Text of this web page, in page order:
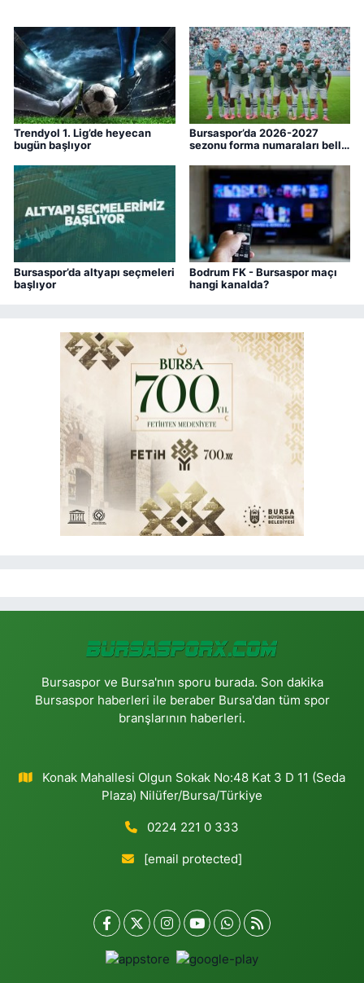
Trendyol 1. Lig’de heyecan
bugün başlıyor
Bursaspor’da 2026-2027
sezonu forma numaraları belli
Bursaspor’da altyapı seçmeleri
başlıyor
Bodrum FK - Bursaspor maçı
hangi kanalda?
Bursaspor ve Bursa'nın sporu burada. Son dakika
Bursaspor haberleri ile beraber Bursa'dan tüm spor
branşlarının haberleri.
Konak Mahallesi Olgun Sokak No:48 Kat 3 D 11 (Seda
Plaza) Nilüfer/Bursa/Türkiye
0224 221 0 333
[email protected]